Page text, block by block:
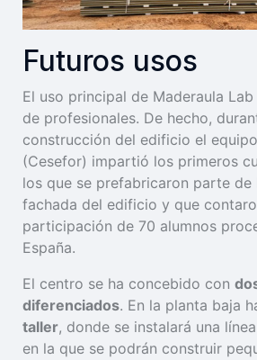
Futuros usos
El uso principal de Maderaula Lab
de profesionales. De hecho,
construcción del edificio el
(Cesefor) impartió los primeros
los que se prefabricaron parte de
fachada del edificio y que
participación de 70 alumnos
España.
El centro se ha concebido con
diferenciados. En la planta baja
taller, donde se instalará una
en la que se podrán construir